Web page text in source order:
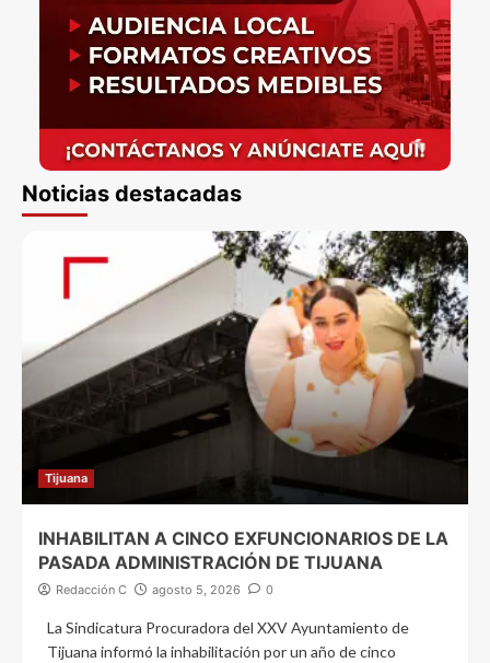
Noticias destacadas
Tijuana
INHABILITAN A CINCO EXFUNCIONARIOS DE LA
PASADA ADMINISTRACIÓN DE TIJUANA
Redacción C agosto 5, 2026 0
La Sindicatura Procuradora del XXV Ayuntamiento de
Tijuana informó la inhabilitación por un año de cinco